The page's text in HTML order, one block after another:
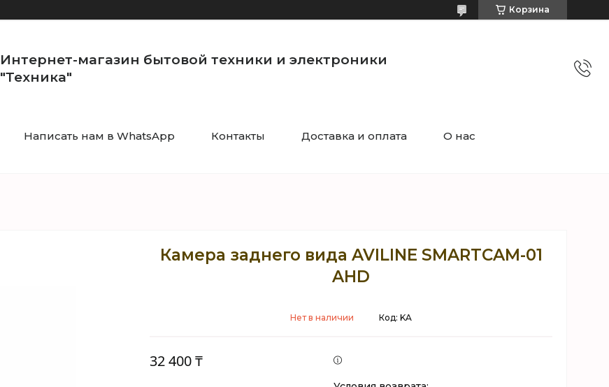
Корзина
Интернет-магазин бытовой техники и электроники
"Техника"
Написать нам в WhatsApp Контакты Доставка и оплата О нас
Камера заднего вида AVILINE SMARTCAM-01
AHD
Нет в наличии Код: KA
32 400 ₸